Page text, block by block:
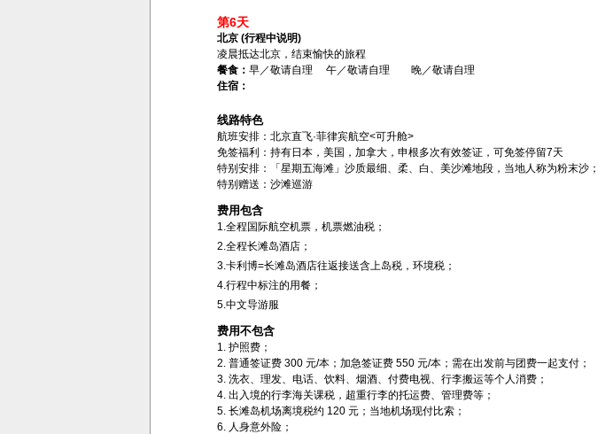
第6天
北京 (行程中说明)
凌晨抵达北京，结束愉快的旅程
餐食：早／敬请自理 午／敬请自理 晚／敬请自理
住宿：
线路特色
航班安排：北京直飞·菲律宾航空<可升舱>
免签福利：持有日本，美国，加拿大，申根多次有效签证，可免签停留7天
特别安排：「星期五海滩」沙质最细、柔、白、美沙滩地段，当地人称为粉末沙；
特别赠送：沙滩巡游
费用包含
1.全程国际航空机票，机票燃油税；
2.全程长滩岛酒店；
3.卡利博=长滩岛酒店往返接送含上岛税，环境税；
4.行程中标注的用餐；
5.中文导游服
费用不包含
1. 护照费；
2. 普通签证费 300 元/本；加急签证费 550 元/本；需在出发前与团费一起支付；
3. 洗衣、理发、电话、饮料、烟酒、付费电视、行李搬运等个人消费；
4. 出入境的行李海关课税，超重行李的托运费、管理费等；
5. 长滩岛机场离境税约 120 元；当地机场现付比索；
6. 人身意外险；